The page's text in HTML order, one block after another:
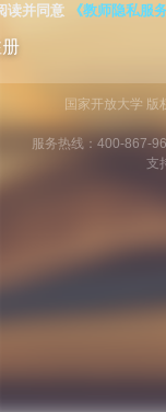
读并同意 《教师隐私服
国家开放大学
服务热线：400-867-
支